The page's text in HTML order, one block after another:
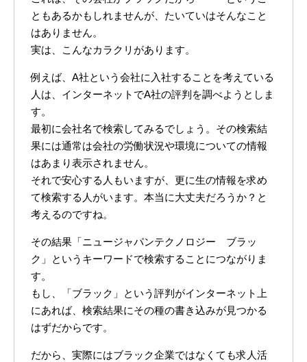
ともあるかもしれませんが、たいていはそんなこと
はありません。
実は、こんなカラクリがあります。
例えば、A社という会社に入社することを考えている
人は、インターネットでA社の評判を調べようとしま
す。
最初に会社名で検索してみるでしょう。その検索結
果には通常は会社の労働状況や環境についての情報
はあまり表示されません。
それで安心する人もいますが、更に生の情報を求め
て検索する人がいます。本当に大丈夫だろうか？と
考えるのですね。
その結果「ニュージャパンテクノロジー ブラッ
ク」というキーワードで検索することにつながりま
す。
もし、「ブラック」という評判がインターネット上
にあれば、検索結果にその種の書き込みが見つかる
はずだからです。
だから、実際にはブラック企業ではなくても求人活